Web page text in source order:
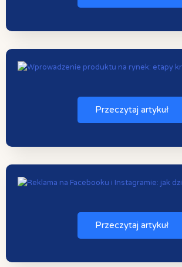
Przeczytaj artykuł
Przeczytaj artykuł